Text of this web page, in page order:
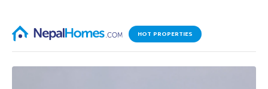
HOT PROPERTIES